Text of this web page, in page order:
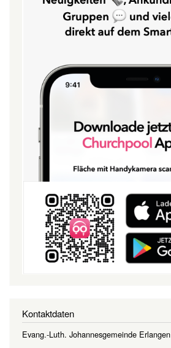
Kontaktdaten
Evang.-Luth. Johannesgemeinde Erlangen